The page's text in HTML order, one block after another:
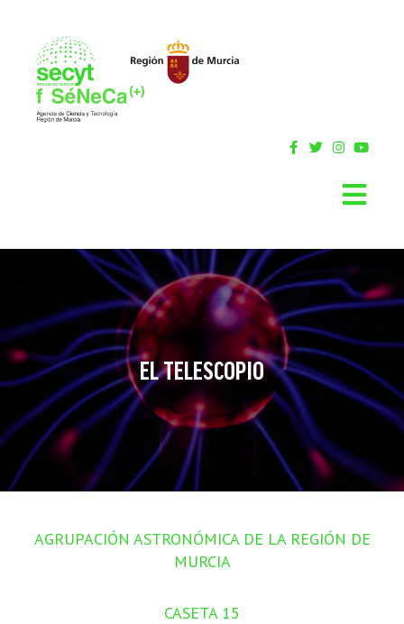
EL TELESCOPIO
AGRUPACIÓN ASTRONÓMICA DE LA REGIÓN DE
MURCIA
CASETA 15